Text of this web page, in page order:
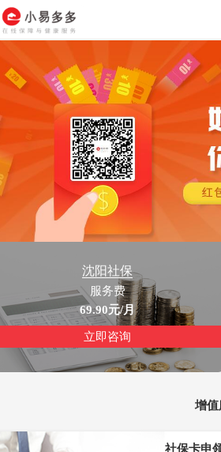
沈阳社
沈阳社保
服务费
69.90元/月
立即咨询
增值
社保卡申